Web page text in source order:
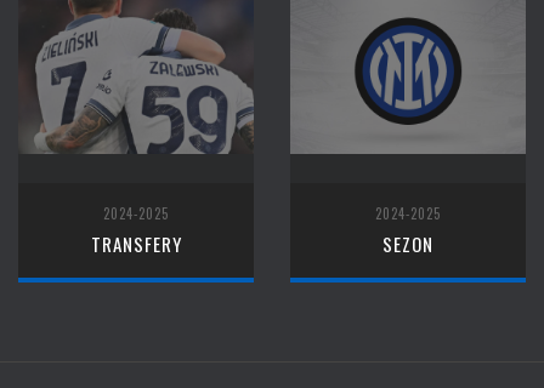
2024-2025
TRANSFERY
2024-2025
SEZON